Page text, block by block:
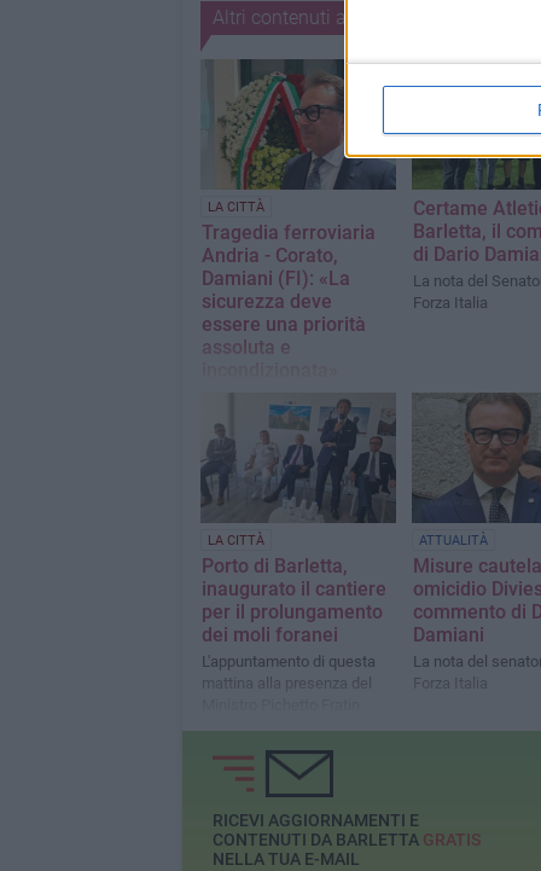
Altri contenuti a tema
LA CITTÀ
Tragedia ferroviaria
Andria - Corato,
Damiani (FI): «La
sicurezza deve
essere una priorità
assoluta e
La nota del senatore di
Forza Italia Dario Damiani
Certame
Barletta, il
di Dario
La nota del
Forza Italia
LA CITTÀ
Porto di Barletta,
inaugurato il cantiere
per il prolungamento
dei moli foranei
L'appuntamento di questa
mattina alla presenza del
ATTUALITÀ
Misure
omicidio
commento di
Damiani
La nota del
Forza Italia
RICEVI AGGIORNAMENTI E
CONTENUTI DA BARLETTA GRATIS
NELLA TUA E-MAIL